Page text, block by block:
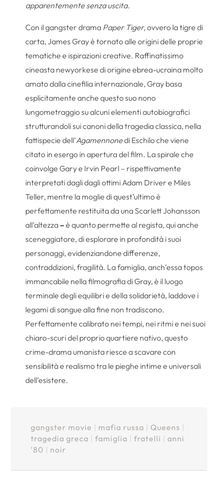
apparentemente senza uscita.
Con il gangster drama Paper Tiger,ovvero la tigre di
carta, James Gray è tornato alle origini delle proprie
tematiche e ispirazioni creative. Raffinatissimo
cineasta newyorkese di origine ebrea-ucraina molto
amato dalla cinefilia internazionale, Gray basa
esplicitamente anche questo suo nono
lungometraggio su alcuni elementi autobiografici
strutturandoli sui canoni della tragedia classica, nella
fattispecie dell’Agamennonedi Eschilo che viene
citato in esergo in apertura del film. La spirale che
coinvolge Gary e Irvin Pearl – rispettivamente
interpretati dagli dagli ottimi Adam Driver e Miles
Teller, mentre la moglie di quest’ultimo è
perfettamente restituita da una Scarlett Johansson
all’altezza–è quanto permette al regista, qui anche
sceneggiatore, di esplorare in profondità i suoi
personaggi, evidenziandone differenze,
contraddizioni, fragilità. La famiglia, anch’essa topos
immancabile nella filmografia di Gray, è il luogo
terminale degli equilibri e della solidarietà, laddove i
legami di sangue alla fine non tradiscono.
Perfettamente calibrato nei tempi, nei ritmi e nei suoi
chiaro-scuri del proprio quartiere nativo, questo
crime-drama umanista riesce a scavare con
sensibilità e realismo tra le pieghe intime e universali
dell’esistere.
gangster movie | mafia russa | Queens |
tragedia greca | famiglia | fratelli | anni
'80 | noir